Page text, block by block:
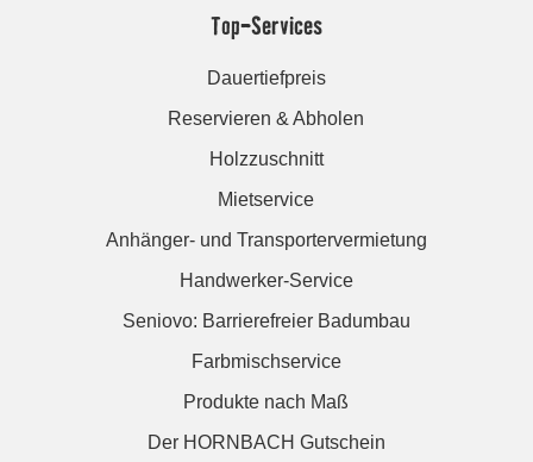
Top-Services
Dauertiefpreis
Reservieren & Abholen
Holzzuschnitt
Mietservice
Anhänger- und Transportervermietung
Handwerker-Service
Seniovo: Barrierefreier Badumbau
Farbmischservice
Produkte nach Maß
Der HORNBACH Gutschein